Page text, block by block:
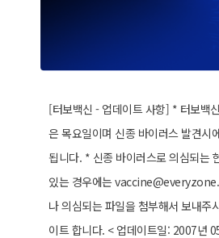
[터보백신 - 업데이트 사항] * 터보백
은 목요일이며 신종 바이러스 발견시
됩니다. * 신종 바이러스로 의심되는
있는 경우에는
나 의심되는 파일을 첨부해서 보내주
이트 합니다. < 업데이트일: 2007년